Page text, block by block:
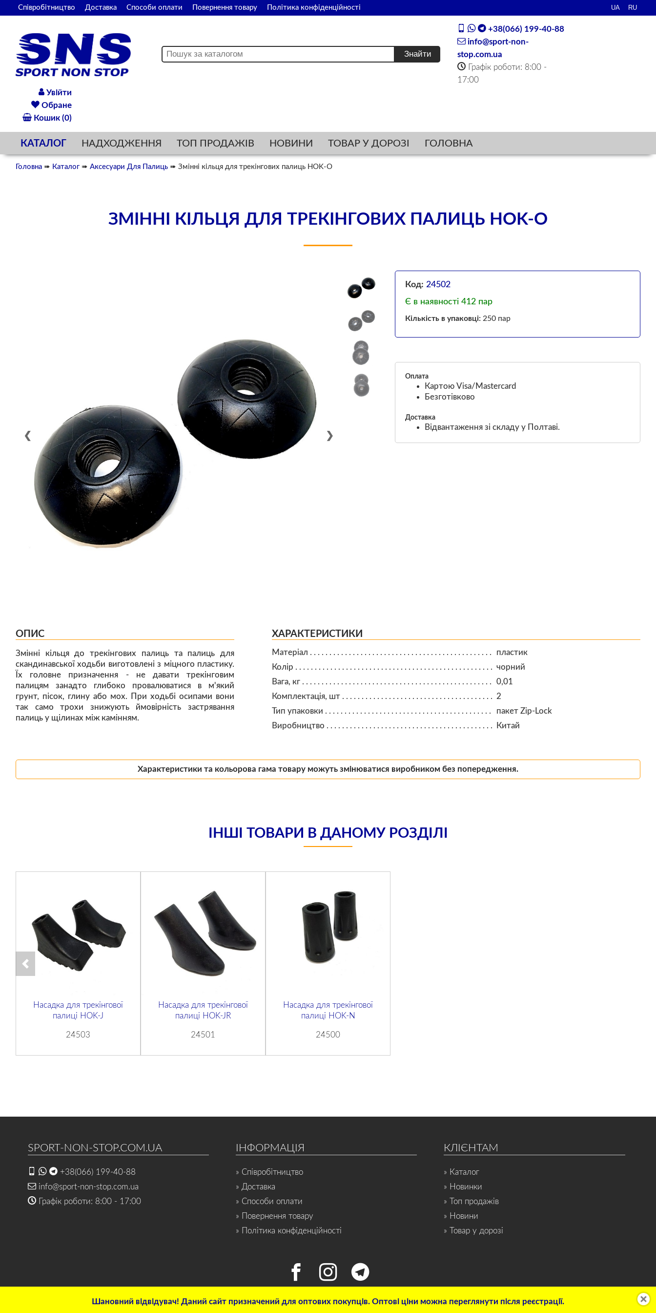
Співробітництво Доставка Способи оплати Повернення товару Політика конфіденційності
+38(066) 199-40-88
info@sport-non-
stop.com.ua
Графік роботи: 8:00 -
17:00
Увійти
Обране
Кошик (0)
КАТАЛОГ НАДХОДЖЕННЯ ТОП ПРОДАЖІВ НОВИНИ ТОВАР У ДОРОЗІ ГОЛОВНА
Головна ➠ Каталог ➠ Аксесуари Для Палиць ➠ Змінні кільця для трекінгових палиць HOK-O
ЗМІННІ КІЛЬЦЯ ДЛЯ ТРЕКІНГОВИХ ПАЛИЦЬ HOK-O
❮ ❯
Код: 24502
Є в наявності 412 пар
Кількість в упаковці: 250 пар
Оплата
Картою Visa/Mastercard
Безготівково
Доставка
Відвантаження зі складу у Полтаві.
ОПИС
Змінні кільця до трекінгових палиць та палиць для
скандинавської ходьби виготовлені з міцного пластику.
Їх головне призначення - не давати трекінговим
палицям занадто глибоко провалюватися в м'який
грунт, пісок, глину або мох. При ходьбі осипами вони
так само трохи знижують ймовірність застрявання
палиць у щілинах між камінням.
ХАРАКТЕРИСТИКИ
Матеріал
пластик
Колір
чорний
Вага, кг
0,01
Комплектація, шт
2
Тип упаковки
пакет Zip-Lock
Виробництво
Китай
Характеристики та кольорова гама товару можуть змінюватися виробником без попередження.
ІНШІ ТОВАРИ В ДАНОМУ РОЗДІЛІ
Насадка для трекінгової
палиці HOK-J
24503
Насадка для трекінгової
палиці HOK-JR
24501
Насадка для трекінгової
палиці HOK-N
24500
SPORT-NON-STOP.COM.UA
+38(066) 199-40-88
info@sport-non-stop.com.ua
Графік роботи: 8:00 - 17:00
ІНФОРМАЦІЯ
» Співробітництво
» Доставка
» Способи оплати
» Повернення товару
» Політика конфіденційності
КЛІЄНТАМ
» Каталог
» Новинки
» Топ продажів
» Новини
» Товар у дорозі
© 2022 Інтернет-магазин «СПОРТ-НОН-СТОП». Всі права захищені.
Шановний відвідувач! Даний сайт призначений для оптових покупців. Оптові ціни можна переглянути після реєстрації.